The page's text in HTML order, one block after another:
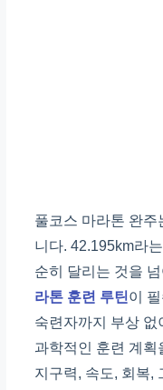
풀코스 마라톤 완주
니다. 42.195km라
순히 달리는 것을
라톤 훈련 루틴이
숙련자까지 부상 없
과학적인 훈련 계획
지구력, 속도, 회복,